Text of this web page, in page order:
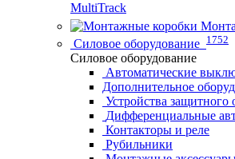
MultiTrack
Силовое оборудование 1752
Силовое оборудование
Автоматические
Дополнительное
Устройства
Дифференциальные
Контакторы и реле
Рубильники